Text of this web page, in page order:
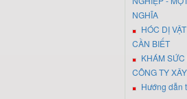
NGHĨA
HÓC DỊ
CẦN BIẾT
KHÁM
CÔNG TY
Hướng dẫn